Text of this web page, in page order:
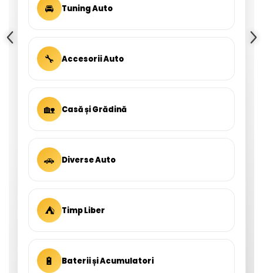
🚘 Tuning Auto
🔧 Accesorii Auto
🏡 Casă și Grădină
🚗 Diverse Auto
⛺ Timp Liber
🔋 Baterii și Acumulatori